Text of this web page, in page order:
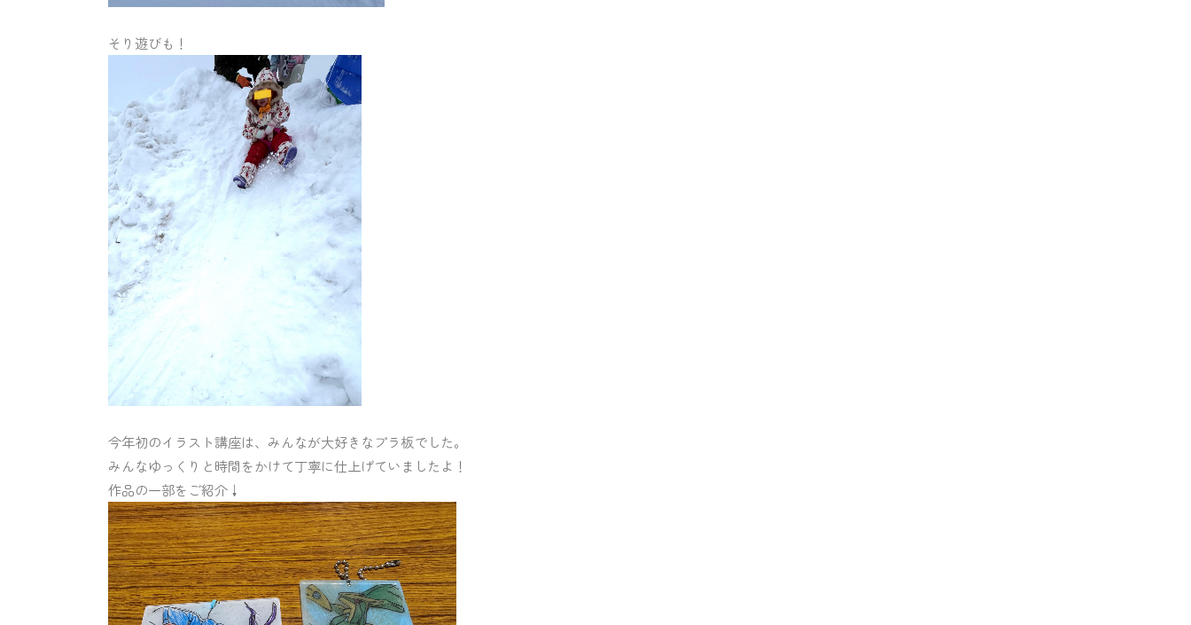
そり遊びも！
今年初のイラスト講座は、みんなが大好きなプラ板でした。
みんなゆっくりと時間をかけて丁寧に仕上げていましたよ！
作品の一部をご紹介↓